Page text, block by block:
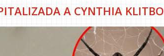
A CYNTHIA KLITBO